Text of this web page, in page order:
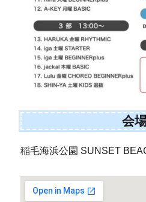
会
稲毛海浜公園 SUNSET